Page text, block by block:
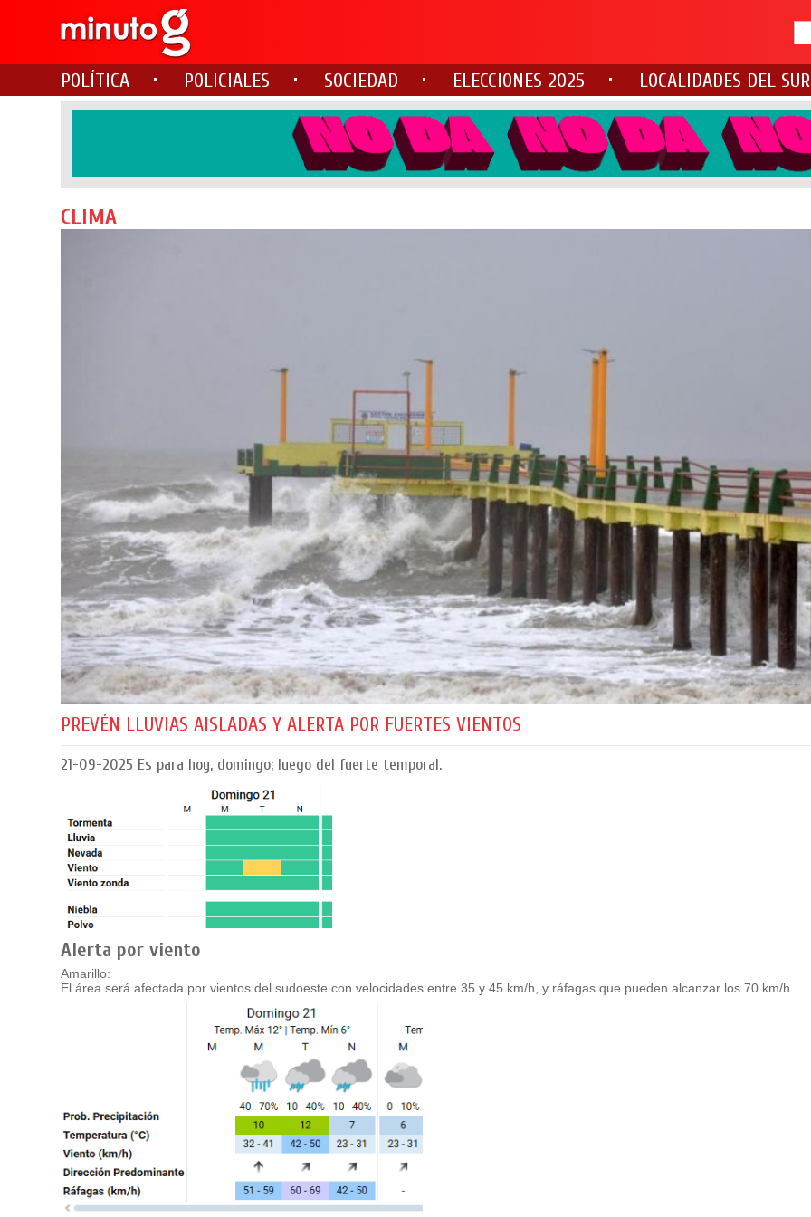
POLÍTICA POLICIALES SOCIEDAD ELECCIONES 2025 LOCALIDADES DEL SUR
CLIMA
PREVÉN LLUVIAS AISLADAS Y ALERTA POR FUERTES VIENTOS
21-09-2025 Es para hoy, domingo; luego del fuerte temporal.
Alerta por viento
Amarillo:
El área será afectada por vientos del sudoeste con velocidades entre 35 y 45 km/h, y ráfagas que pueden alcanzar los 70 km/h.